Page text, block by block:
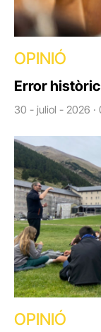
OPINIÓ
Error històric
30 - juliol - 2026 ·
OPINIÓ